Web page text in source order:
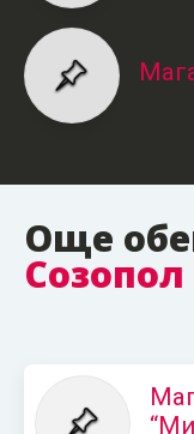
Още
Созопол